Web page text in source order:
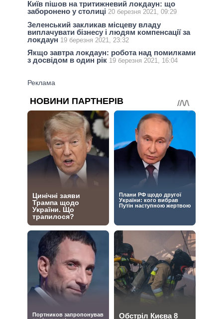
Київ пішов на тритижневий локдаун: що
заборонено у столиці 20 березня 2021, 09:29
Зеленський закликав місцеву владу
виплачувати бізнесу і людям компенсації за
локдаун 19 березня 2021, 23:32
Якщо завтра локдаун: робота над помилками
з досвідом в один рік 19 березня 2021, 16:04